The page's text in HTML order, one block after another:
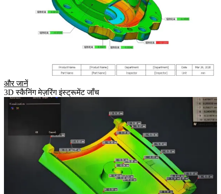
और जानें
3D स्कैनिंग मेज़रिंग इंस्ट्रूमेंट जाँच